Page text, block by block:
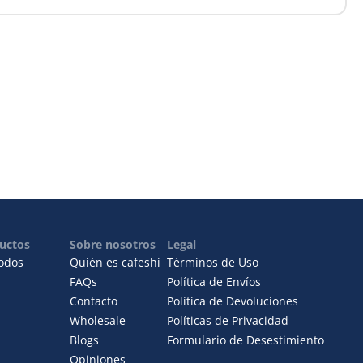
Sobre nosotros
Quién es cafeshi
FAQs
Contacto
Wholesale
Blogs
Opiniones
Legal
Términos de Uso
Política de Envíos
Política de Devoluciones
Políticas de Privacidad
Formulario de Desestimiento